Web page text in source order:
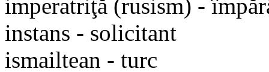
imperatriţă (rusism) -
instans - solicitant
ismailtean - turc